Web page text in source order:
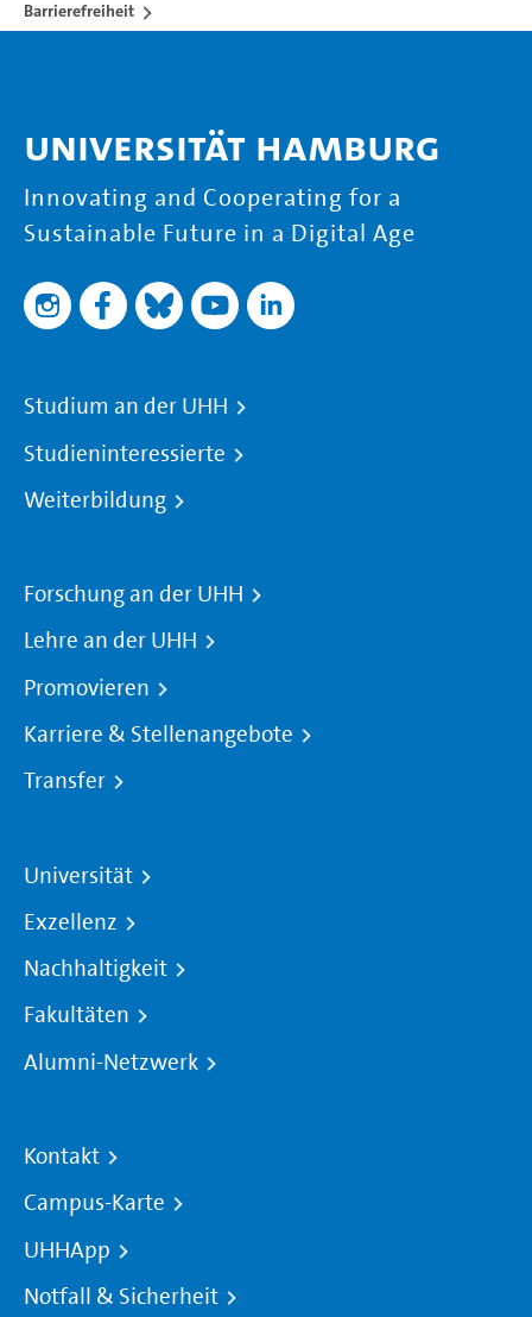
Barrierefreiheit
Universität Hamburg
Innovating and Cooperating for a
Sustainable Future in a Digital Age
Studium an der UHH
Studieninteressierte
Weiterbildung
Forschung an der UHH
Lehre an der UHH
Promovieren
Karriere & Stellenangebote
Transfer
Universität
Exzellenz
Nachhaltigkeit
Fakultäten
Alumni-Netzwerk
Kontakt
Campus-Karte
UHHApp
Notfall & Sicherheit